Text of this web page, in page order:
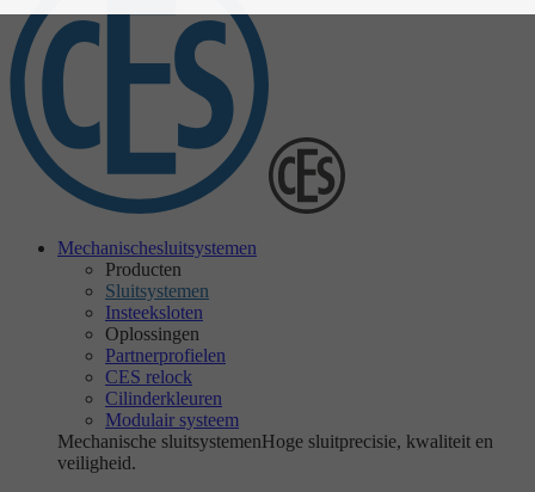
Mechanischesluitsystemen
Producten
Sluitsystemen
Insteeksloten
Oplossingen
Partnerprofielen
CES relock
Cilinderkleuren
Modulair systeem
Mechanische sluitsystemenHoge sluitprecisie, kwaliteit en
veiligheid.